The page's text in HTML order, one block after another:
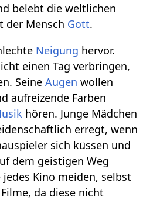
belebt die weltlichen
der Mensch Gott.
Neigung hervor.
einen Tag verbringen,
SeineAugen wollen
aufreizende Farben
hören. Junge Mädchen
erregt, wenn
sich küssen und
dem geistigen Weg
Kino meiden, selbst
da diese nicht